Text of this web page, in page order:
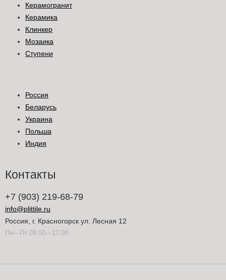
Керамогранит
Керамика
Клинкер
Мозаика
Ступени
Россия
Беларусь
Украина
Польша
Индия
Контакты
+7 (903) 219-68-79
info@plittile.ru
Россия, г. Красногорск ул. Лесная 12
Пн—Пт 09:00—17:00